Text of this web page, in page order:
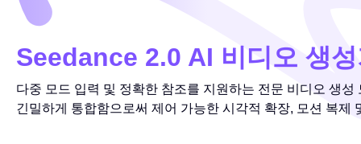
Seedance 2.0 AI 비디오 생
다중 모드 입력 및 정확한 참조를 지원하는 전문 비디오 생
긴밀하게 통합함으로써 제어 가능한 시각적 확장, 모션 복제